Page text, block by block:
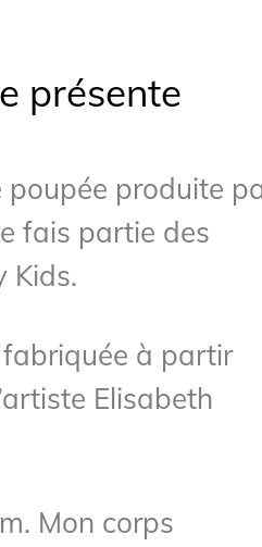
présente
poupée produite
fais partie des
Kids.
à partir
Elisabeth
Mon corps